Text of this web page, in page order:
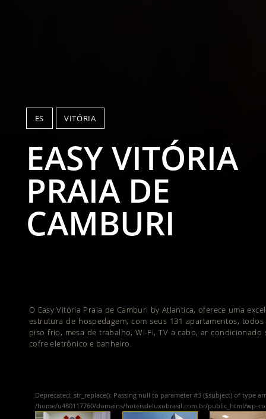
ES VITÓRIA
EASY VITÓRIA
PRAIA DE
CAMBURI
O Easy Vitória Praia de Camburi by Atlantica, oferece uma
estrutura de hospedagem, com seus 131 apartamentos, todos
piso frio, mesa de trabalho, Wi-Fi, TV a cabo, ar condicionado
cofre eletrônico e banheiro.
Deprecated: str_replace(): Passing null to parameter #3 ($subject) of type
/home/u480117760/domains/hoteisdeluxobrasil.com.br/public_html/wp-